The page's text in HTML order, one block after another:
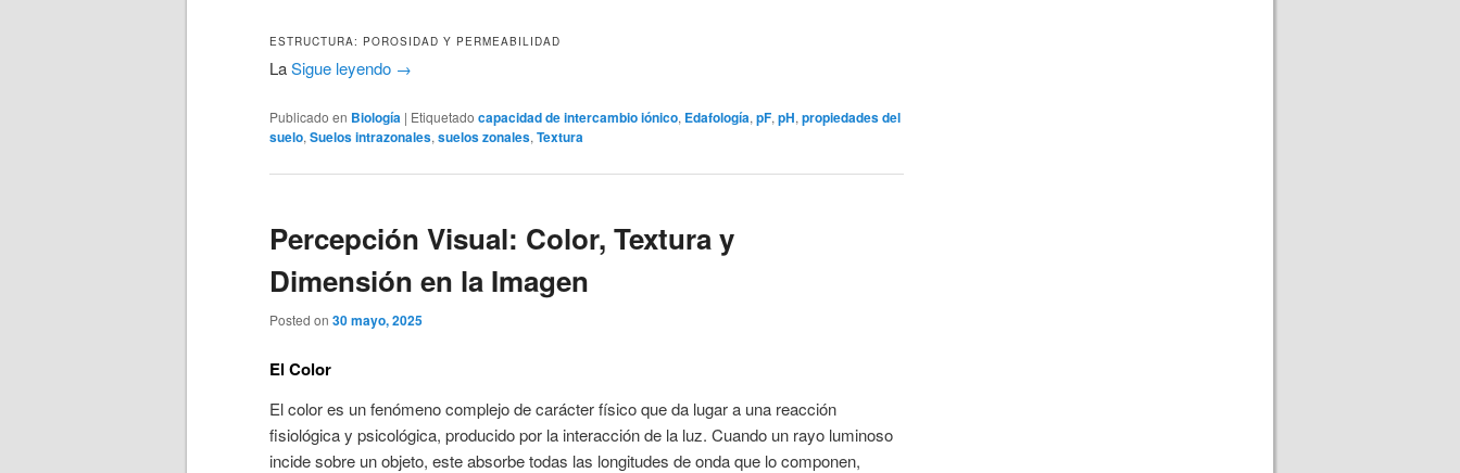
ESTRUCTURA: POROSIDAD Y PERMEABILIDAD
LaSigue leyendo →
Publicado en Biología | Etiquetado capacidad de intercambio iónico, Edafología,pF,pH,propiedades del
suelo,Suelos intrazonales,suelos zonales,Textura
Percepción Visual: Color, Textura y
Dimensión en la Imagen
Posted on 30 mayo, 2025
El Color
El color es un fenómeno complejo de carácter físico que da lugar a una reacción
fisiológica y psicológica, producido por la interacción de la luz. Cuando un rayo luminoso
incide sobre un objeto, este absorbe todas las longitudes de onda que lo componen,